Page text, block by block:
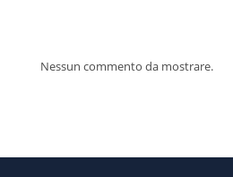
Nessun commento da mostrare.